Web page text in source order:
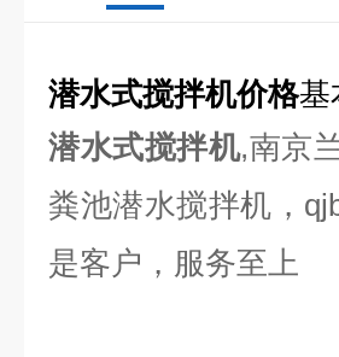
潜水式搅拌机价格基
潜水式搅拌机,南京
粪池潜水搅拌机，
是客户，服务至上